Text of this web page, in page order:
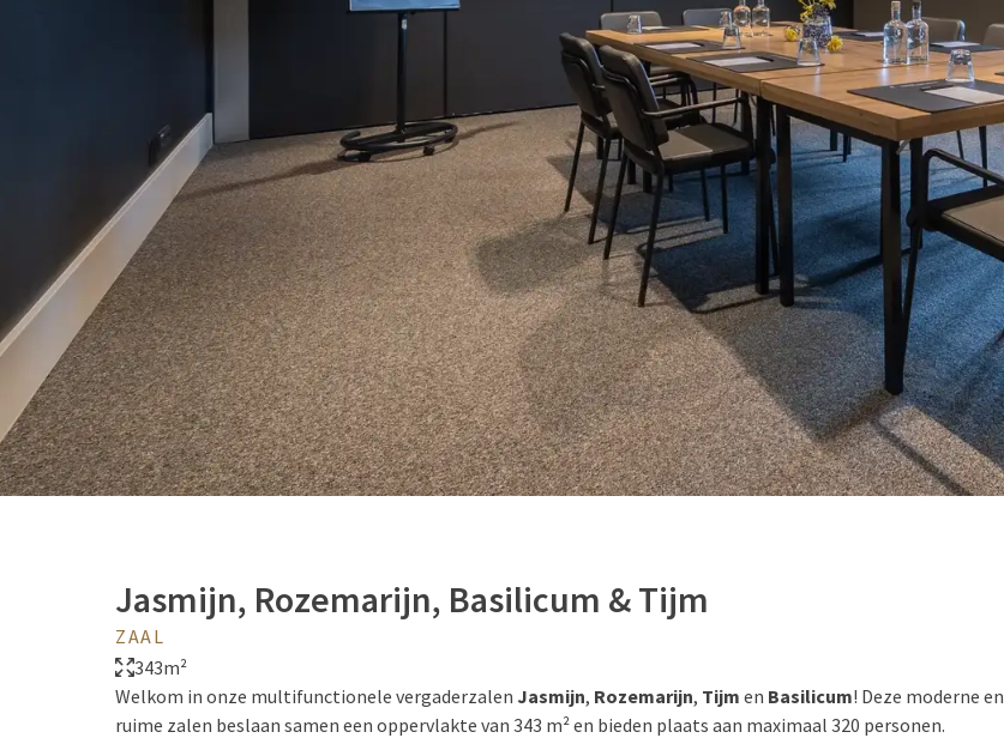
Jasmijn, Rozemarijn, Basilicum & Tijm
ZAAL
343m²
Welkom in onze multifunctionele vergaderzalen Jasmijn, Rozemarijn, Tijm en Basilicum! Deze moderne en
ruime zalen beslaan samen een oppervlakte van 343 m² en bieden plaats aan maximaal 320 personen.